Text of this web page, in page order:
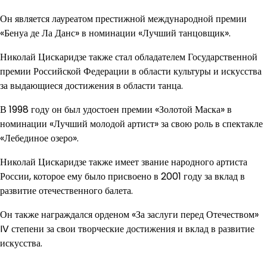
Он является лауреатом престижной международной премии
«Бенуа де Ла Данс» в номинации «Лучший танцовщик».
Николай Цискаридзе также стал обладателем Государственной
премии Российской Федерации в области культуры и искусства
за выдающиеся достижения в области танца.
В 1998 году он был удостоен премии «Золотой Маска» в
номинации «Лучший молодой артист» за свою роль в спектакле
«Лебединое озеро».
Николай Цискаридзе также имеет звание народного артиста
России, которое ему было присвоено в 2001 году за вклад в
развитие отечественного балета.
Он также награждался орденом «За заслуги перед Отечеством»
IV степени за свои творческие достижения и вклад в развитие
искусства.